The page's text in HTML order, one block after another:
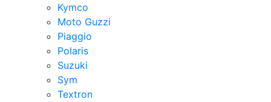
Kymco
Moto Guzzi
Piaggio
Polaris
Suzuki
Sym
Textron